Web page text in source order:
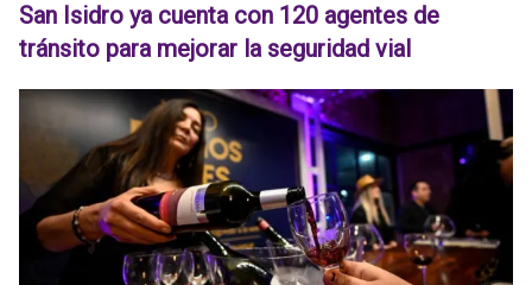
San Isidro ya cuenta con 120 agentes de
tránsito para mejorar la seguridad vial